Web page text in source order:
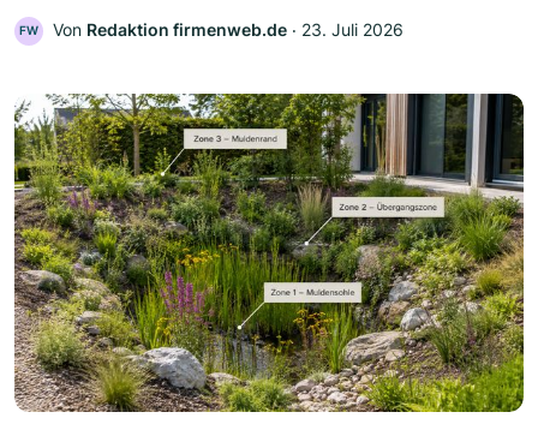
FW Von Redaktion firmenweb.de ‧ 23. Juli 2026